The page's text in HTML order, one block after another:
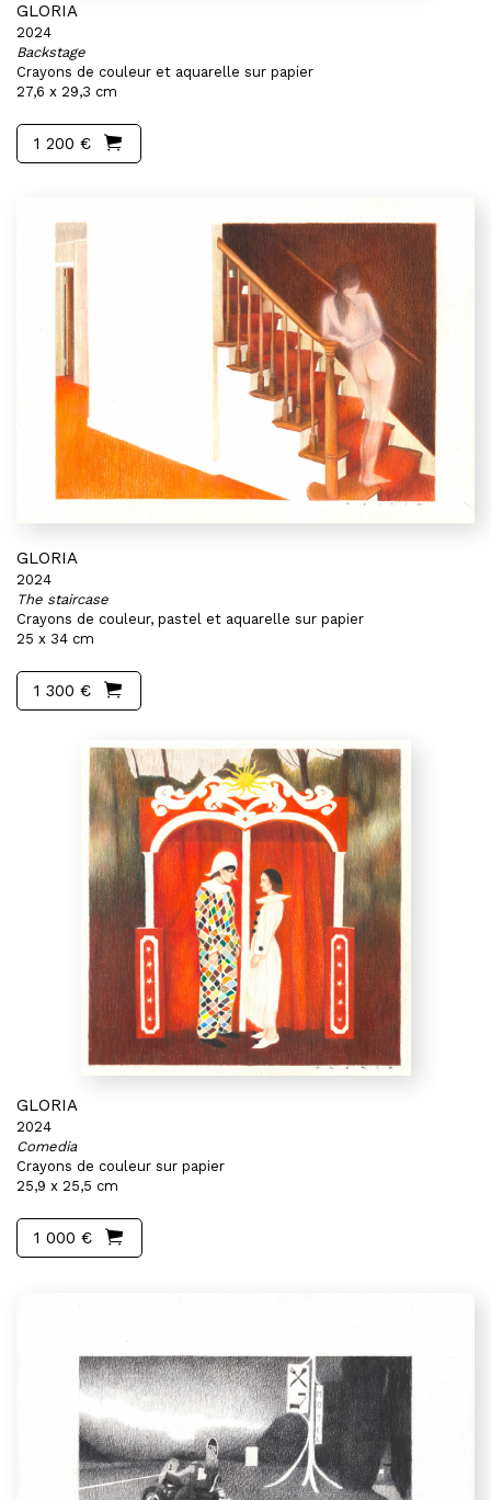
GLORIA
2024
Backstage
Crayons de couleur et aquarelle sur papier
27,6 x 29,3 cm
1 200 €
GLORIA
2024
The staircase
Crayons de couleur, pastel et aquarelle sur papier
25 x 34 cm
1 300 €
GLORIA
2024
Comedia
Crayons de couleur sur papier
25,9 x 25,5 cm
1 000 €